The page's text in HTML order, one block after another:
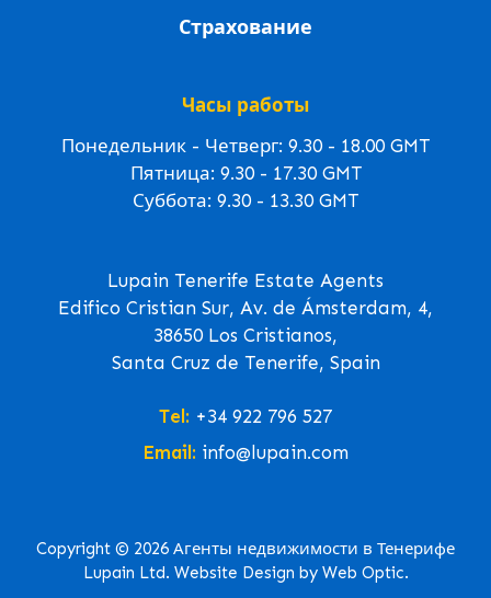
Страхование
Часы работы
Понедельник - Четверг: 9.30 - 18.00 GMT
Пятница: 9.30 - 17.30 GMT
Суббота: 9.30 - 13.30 GMT
Lupain Tenerife Estate Agents
Edifico Cristian Sur, Av. de Ámsterdam, 4,
38650 Los Cristianos,
Santa Cruz de Tenerife, Spain
Tel: +34 922 796 527
Email: info@lupain.com
Copyright © 2026 Агенты недвижимости в Тенерифе
Lupain Ltd. Website Design by Web Optic.